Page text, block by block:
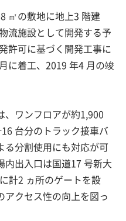
㎡の敷地に地上3 階建
流施設として開発する予
許可に基づく開発工事に
に着工、2019 年4 月の竣
、ワンフロアが約1,900
台分のトラック接車バ
る分割使用にも対応が可
内出入口は国道17 号新大
計2 ヵ所のゲートを設
アクセス性の向上を図っ